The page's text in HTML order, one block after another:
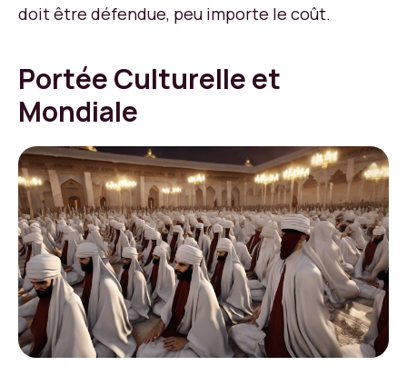
doit être défendue, peu importe le coût.
Portée Culturelle et
Mondiale